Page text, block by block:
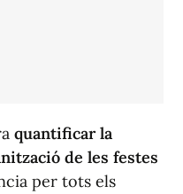
quantificar la
de les festes
per tots els